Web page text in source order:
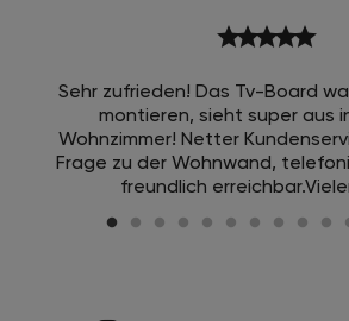
starstarstarstarstar
Sehr zufrieden! Das Tv-Board
montieren, sieht super aus
Wohnzimmer! Netter
Frage zu der Wohnwand,
freundlich